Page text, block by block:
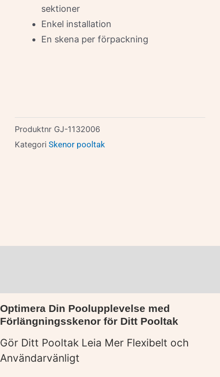
sektioner
Enkel installation
En skena per förpackning
Produktnr GJ-1132006
Kategori Skenor pooltak
Optimera Din Poolupplevelse med
Förlängningsskenor för Ditt Pooltak
Gör Ditt Pooltak Leia Mer Flexibelt och
Användarvänligt